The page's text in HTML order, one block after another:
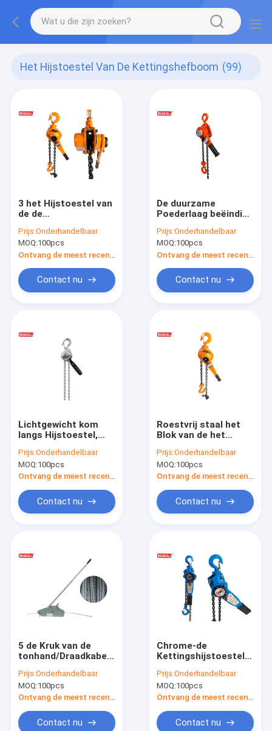
Het Hijstoestel Van De Kettingshefboom (99)
3 het Hijstoestel van
de de
van het tonstaal/het
Blok Standaardlift
3m van de
Palhefboom
Prijs:Onderhandelbaar
MOQ:100pcs
Contact nu
De duurzame
Poederlaag beëindigt
Hijstoestel
Handhefboom van de
Kettingshefboom
het Blokcapaciteit
750kg
Prijs:Onderhandelbaar
MOQ:100pcs
Contact nu
Lichtgewicht kom
langs Hijstoestel,
Kettingshefboom
van de Trekkrachtlift
de Geschatte Lading
Prijs:Onderhandelbaar
MOQ:100pcs
Contact nu
Roestvrij staal het
Blok van de het
van de 3
Tonhefboom voor
Goedgekeurd Bouwce
Prijs:Onderhandelbaar
MOQ:100pcs
Contact nu
5 de Kruk van de
tonhand/Draadkabel
Aluminiumlichaam
trekken
Prijs:Onderhandelbaar
MOQ:100pcs
Ontvang de meest recente Prijs
Contact nu
Chrome-de
Kettingshijstoestel
Oppervlaktehefboom/Gs-
het Blok van de
Palhefboom 0,75 Ton
Prijs:Onderhandelbaar
MOQ:100pcs
Ontvang de meest recente Prijs
Contact nu